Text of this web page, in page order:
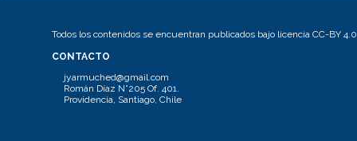
Todos los contenidos se encuentran publicados bajo licencia CC-BY 4.0
CONTACTO
jyarmuched@gmail.com
Román Díaz N°205 Of. 401.
Providencia, Santiago, Chile